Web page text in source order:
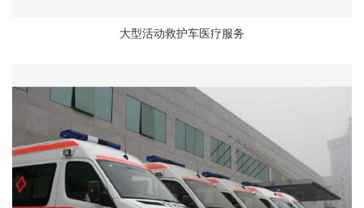
大型活动救护车医疗服务